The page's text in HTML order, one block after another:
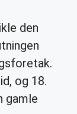
den
og 18.
gamle